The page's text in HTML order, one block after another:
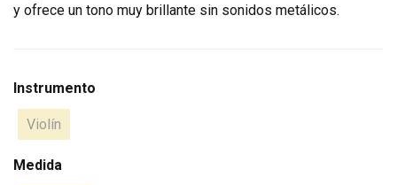
y ofrece un tono muy brillante sin sonidos metálicos.
Instrumento
Violín
Medida